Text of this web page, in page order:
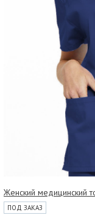
Женский медицинский
ПОД ЗАКАЗ